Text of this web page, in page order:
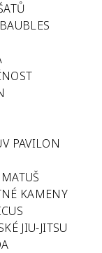
PAVILON
KAMENY
JIU-JITSU